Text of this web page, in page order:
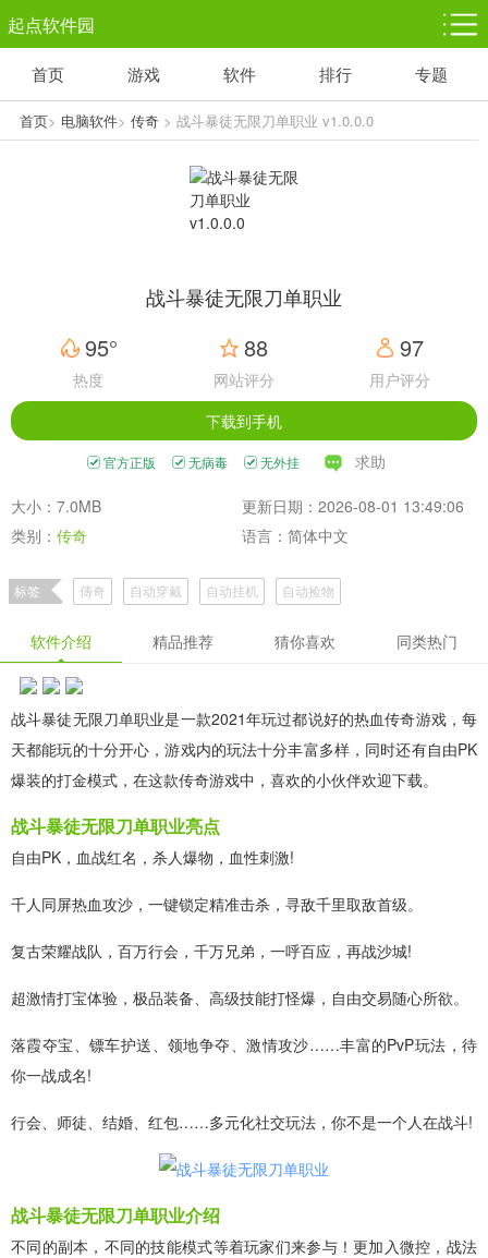
起点软件园
塔防游戏
1千+款游戏
休闲益智
1万+款游戏
体育竞技
5百+款游戏
赛车竞速
3百+款游戏
首页 游戏 软件 排行 专题
首页> 电脑软件> 传奇> 战斗暴徒无限刀单职业 v1.0.0.0
战斗暴徒无限刀单职业
95°
热度
88
网站评分
97
用户评分
下载到手机
官方正版 无病毒 无外挂 求助
大小：7.0MB
更新日期：2026-08-01 13:49:06
类别： 传奇 语言：简体中文
标签 傳奇 自动穿戴 自动挂机
自动捡物
好玩的合击高爆单职业传奇下载推荐专区
暗黑的单职业合击传奇作品合辑下载
热门的单职业传奇作品精选大全
软件介绍 精品推荐 猜你喜欢 同类热门
战斗暴徒无限刀单职业是一款2021年玩过都说好的热血传奇游戏，每
天都能玩的十分开心，游戏内的玩法十分丰富多样，同时还有自由PK
爆装的打金模式，在这款传奇游戏中，喜欢的小伙伴欢迎下载。
战斗暴徒无限刀单职业亮点
自由PK，血战红名，杀人爆物，血性刺激!
千人同屏热血攻沙，一键锁定精准击杀，寻敌千里取敌首级。
复古荣耀战队，百万行会，千万兄弟，一呼百应，再战沙城!
超激情打宝体验，极品装备、高级技能打怪爆，自由交易随心所欲。
落霞夺宝、镖车护送、领地争夺、激情攻沙……丰富的PvP玩法，待
你一战成名!
行会、师徒、结婚、红包……多元化社交玩法，你不是一个人在战斗!
战斗暴徒无限刀单职业介绍
不同的副本，不同的技能模式等着玩家们来参与！更加入微控，战法